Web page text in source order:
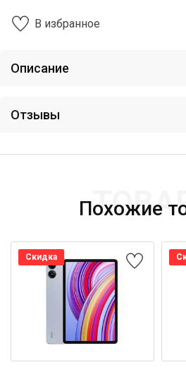
В избранное
Описание
Отзывы
Похожие
Скидка